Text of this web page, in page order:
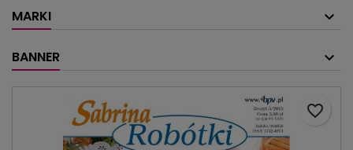
MARKI
BANNER
favorite_border